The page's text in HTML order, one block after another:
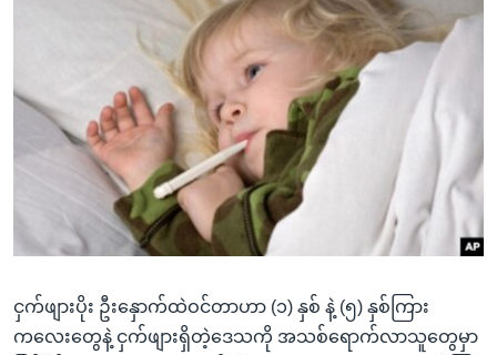
ပင်မ
ကျော်
ရန်
ရှာဖွေ
မကြေးမုံရဲ့ အင်္ဂလိပ်စာ
ရုပ်ရှင်ထဲက အင်္ဂလိပ်စာ
သုတပဒေသာ အင်္ဂလိပ်စာ
တီဗွီ
ရေဒီယိုနှင့်ရုပ်သံ အချက်အလက်များ
ရေဒီယို/တီဗွီအစီအစဉ်
Learning English
ဗွီအိုအေ လူမှုကွန်ယက်များ
ဘာသာစကားများ
ငှက်ဖျားပိုး ဦးနှောက်ထဲဝင်တာဟာ (၁) နှစ် နဲ့ (၅) နှစ်ကြား
ကလေးတွေနဲ့ ငှက်ဖျားရှိတဲ့ဒေသကို အသစ်ရောက်လာသူတွေမှာ